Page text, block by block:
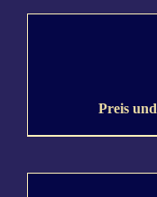
Preis